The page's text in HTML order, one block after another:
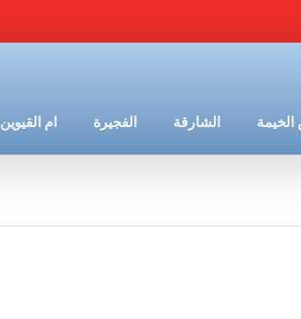
الشارقة الفجيرة ام القيوين